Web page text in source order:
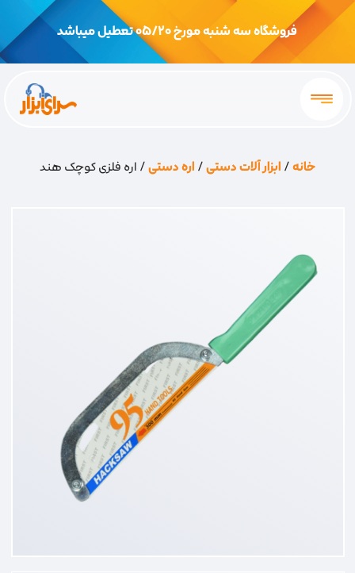
فروشگاه سه شنبه مورخ 05/20 تعطیل میباشد
خانه/ابزار آلات دستی/اره دستی/ اره فلزی کوچک هند